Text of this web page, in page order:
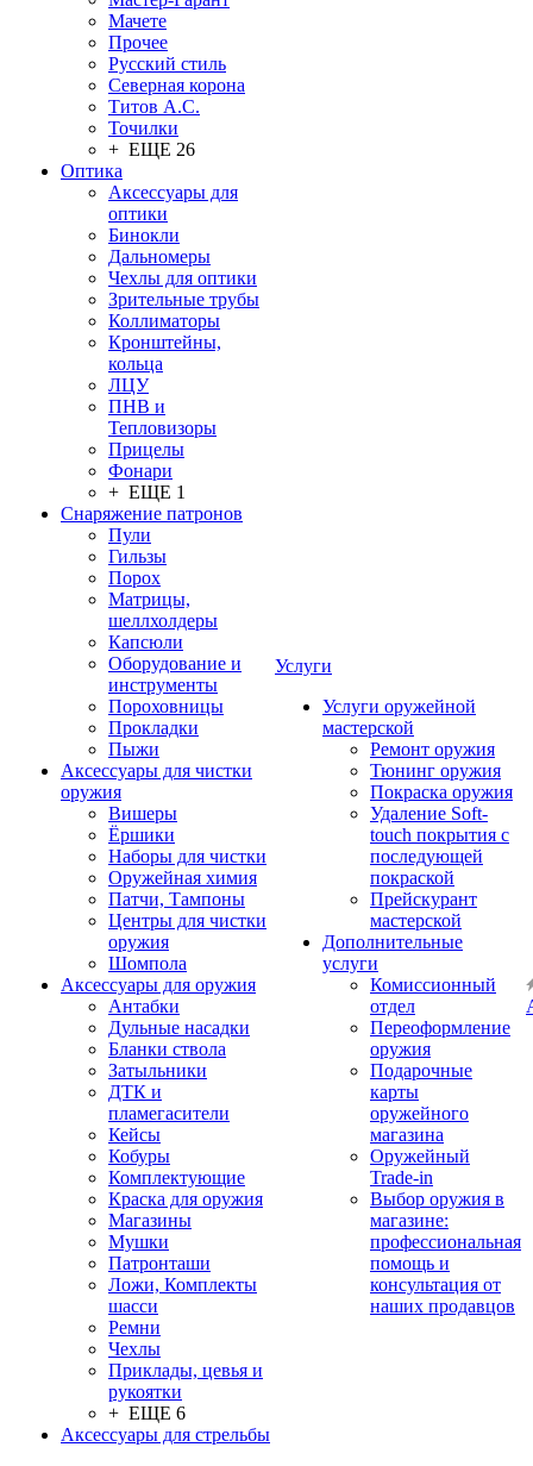
Мачете
Прочее
Русский стиль
Северная корона
Титов А.С.
Точилки
+ ЕЩЕ 26
Оптика
Аксессуары для
оптики
Бинокли
Дальномеры
Чехлы для оптики
Зрительные трубы
Коллиматоры
Кронштейны,
кольца
ЛЦУ
ПНВ и
Тепловизоры
Прицелы
Фонари
+ ЕЩЕ 1
Снаряжение патронов
Пули
Гильзы
Порох
Матрицы,
шеллхолдеры
Капсюли
Оборудование и
инструменты
Пороховницы
Прокладки
Пыжи
Аксессуары для чистки
оружия
Вишеры
Ёршики
Наборы для чистки
Оружейная химия
Патчи, Тампоны
Центры для чистки
оружия
Шомпола
Аксессуары для оружия
Антабки
Дульные насадки
Бланки ствола
Затыльники
ДТК и
пламегасители
Кейсы
Кобуры
Комплектующие
Краска для оружия
Магазины
Мушки
Патронташи
Ложи, Комплекты
шасси
Ремни
Чехлы
Приклады, цевья и
рукоятки
+ ЕЩЕ 6
Аксессуары для стрельбы
Услуги
Услуги оружейной
мастерской
Ремонт оружия
Тюнинг оружия
Покраска оружия
Удаление Soft-
touch покрытия с
последующей
покраской
Прейскурант
мастерской
Дополнительные
услуги
Комиссионный
отдел
Переоформление
оружия
Подарочные
карты
оружейного
магазина
Оружейный
Trade-in
Выбор оружия в
магазине:
профессиональная
помощь и
консультация от
наших продавцов